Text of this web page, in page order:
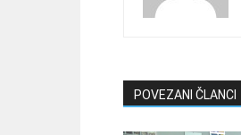
POVEZANI ČLANCI